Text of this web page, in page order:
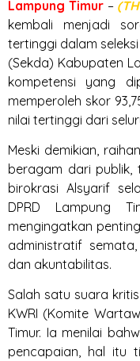
Lampung Timur–
kembali menjadi
tertinggi dalam
(Sekda) Kabupaten
kompetensi yang
memperoleh skor
nilai tertinggi dari
Meski demikian,
beragam dari publik,
birokrasi Alsyarif
DPRD Lampung
mengingatkan
administratif
dan akuntabilitas.
Salah satu suara
KWRI (Komite
Timur. Ia menilai
pencapaian, hal itu